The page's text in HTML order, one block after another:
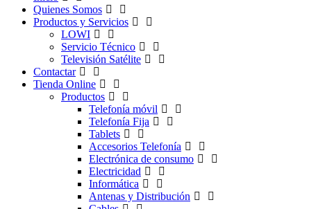
Quienes Somos
Productos y Servicios
LOWI
Servicio Técnico
Televisión Satélite
Contactar
Tienda Online
Productos
Telefonía móvil
Telefonía Fija
Tablets
Accesorios Telefonía
Electrónica de consumo
Electricidad
Informática
Antenas y Distribución